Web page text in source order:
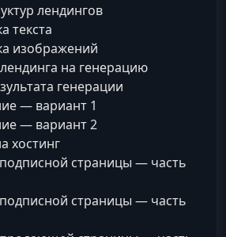
лендингов
текста
изображений
на генерацию
генерации
— вариант 1
— вариант 2
хостинг
страницы — часть
страницы — часть